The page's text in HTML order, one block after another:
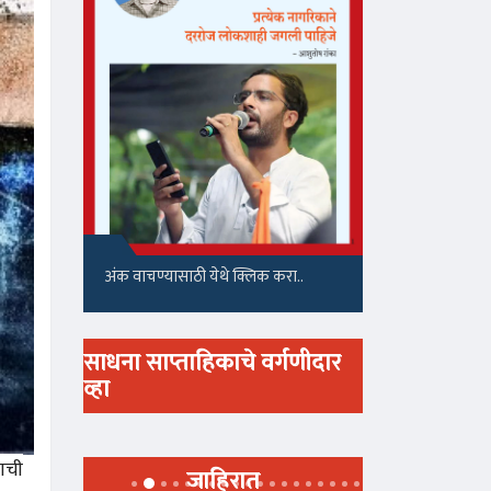
अंक वाचण्यासाठी येथे क्लिक करा..
साधना साप्ताहिकाचे वर्गणीदार
व्हा
जाहिरात